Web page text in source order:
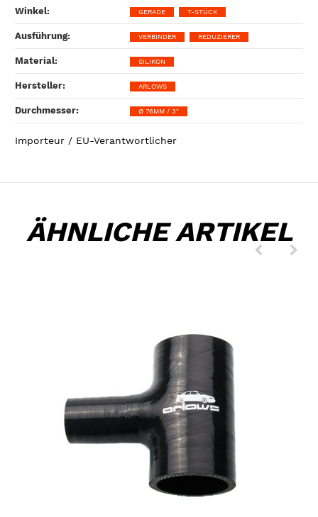
Winkel‍: GERADE T-STÜCK
Ausführung‍: VERBINDER REDUZIERER
Material‍: SILIKON
Hersteller‍: ARLOWS
Durchmesser‍: Ø 76MM / 3"
Importeur / EU-Verantwortlicher
ÄHNLICHE ARTIKEL